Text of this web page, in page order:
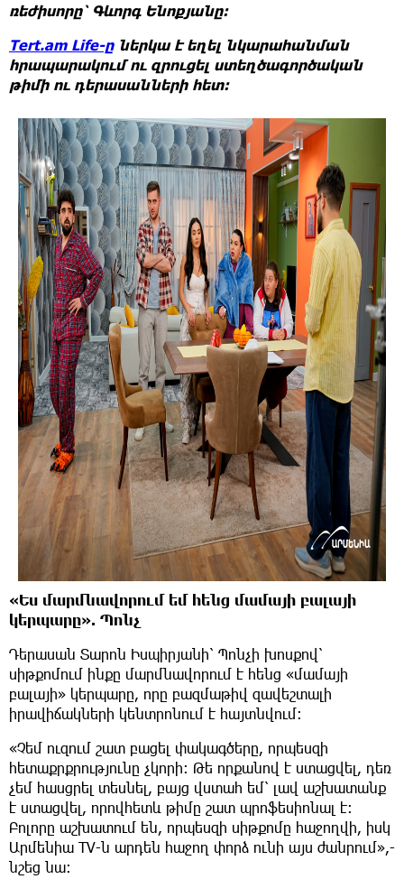
ռեժիսորը՝ Գևորգ Ենոքյանը։
Tert.am Life-ըներկա է եղել նկարահանման
հրապարակում ու զրուցել ստեղծագործական
թիմի ու դերասանների հետ:
«Ես մարմնավորում եմ հենց մամայի բալայի
կերպարը». Պոնչ
Դերասան Տարոն Իսպիրյանի՝ Պոնչի խոսքով՝
սիթքոմում ինքը մարմնավորում է հենց «մամայի
բալայի» կերպարը, որը բազմաթիվ զավեշտալի
իրավիճակների կենտրոնում է հայտնվում։
«Չեմ ուզում շատ բացել փակագծերը, որպեսզի
հետաքրքրությունը չկորի։ Թե որքանով է ստացվել, դեռ
չեմ հասցրել տեսնել, բայց վստահ եմ՝ լավ աշխատանք
է ստացվել, որովհետև թիմը շատ պրոֆեսիոնալ է։
Բոլորը աշխատում են, որպեսզի սիթքոմը հաջողվի, իսկ
Արմենիա TV-ն արդեն հաջող փորձ ունի այս ժանրում»,-
նշեց նա։